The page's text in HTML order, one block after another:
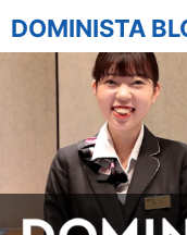
DOMINISTA